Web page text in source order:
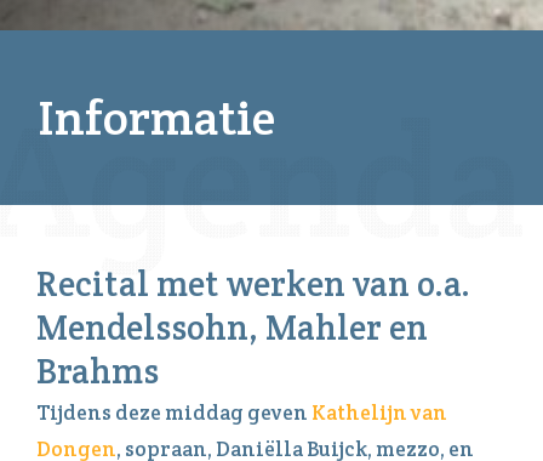
Informatie
Recital met werken van o.a.
Mendelssohn, Mahler en
Brahms
Tijdens deze middag geven Kathelijn van
Dongen, sopraan, Daniëlla Buijck, mezzo, en